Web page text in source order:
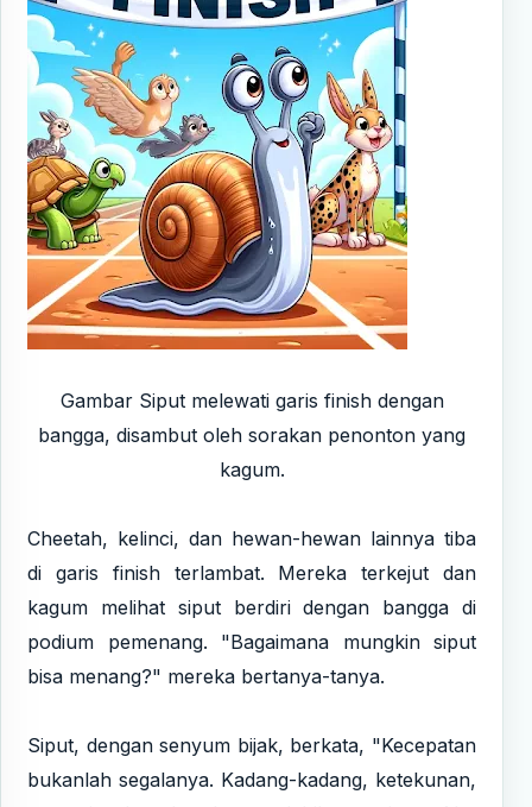
Gambar Siput melewati garis finish dengan
bangga, disambut oleh sorakan penonton yang
kagum.
Cheetah, kelinci, dan hewan-hewan lainnya tiba
di garis finish terlambat. Mereka terkejut dan
kagum melihat siput berdiri dengan bangga di
podium pemenang. "Bagaimana mungkin siput
bisa menang?" mereka bertanya-tanya.
Siput, dengan senyum bijak, berkata, "Kecepatan
bukanlah segalanya. Kadang-kadang, ketekunan,